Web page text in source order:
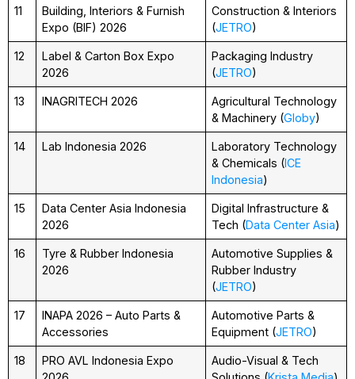
11
Building, Interiors & Furnish
Expo (BIF) 2026
Construction & Interiors
(JETRO)
12
Label & Carton Box Expo
2026
Packaging Industry
(JETRO)
13 INAGRITECH 2026
Agricultural Technology
& Machinery (Globy)
14 Lab Indonesia 2026
Laboratory Technology
& Chemicals (ICE
Indonesia)
15
Data Center Asia Indonesia
2026
Digital Infrastructure &
Tech (Data Center Asia)
16
Tyre & Rubber Indonesia
2026
Automotive Supplies &
Rubber Industry
(JETRO)
17
INAPA 2026 – Auto Parts &
Accessories
Automotive Parts &
Equipment (JETRO)
18
PRO AVL Indonesia Expo
Audio-Visual & Tech